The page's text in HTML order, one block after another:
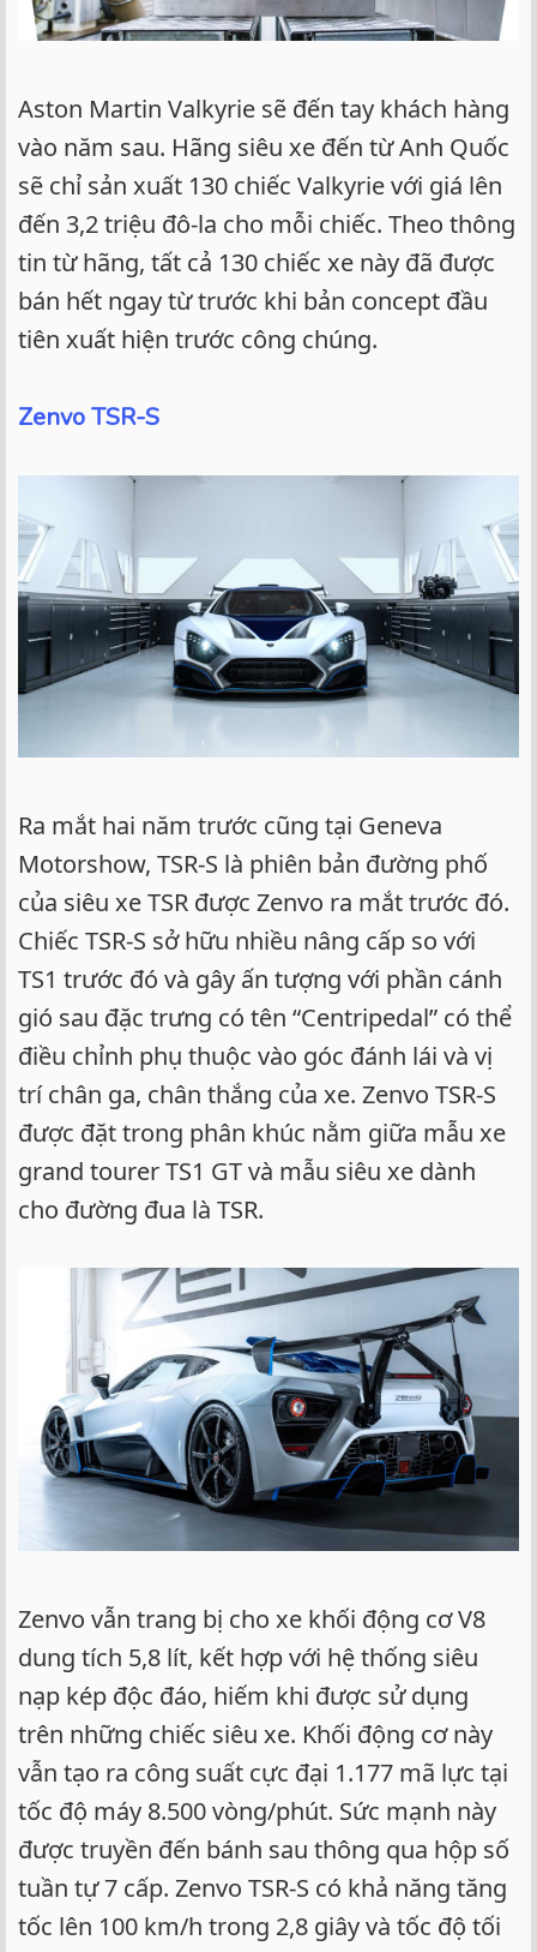
Aston Martin Valkyrie sẽ đến tay khách hàng
vào năm sau. Hãng siêu xe đến từ Anh Quốc
sẽ chỉ sản xuất 130 chiếc Valkyrie với giá lên
đến 3,2 triệu đô-la cho mỗi chiếc. Theo thông
tin từ hãng, tất cả 130 chiếc xe này đã được
bán hết ngay từ trước khi bản concept đầu
tiên xuất hiện trước công chúng.
Zenvo TSR-S
Ra mắt hai năm trước cũng tại Geneva
Motorshow, TSR-S là phiên bản đường phố
của siêu xe TSR được Zenvo ra mắt trước đó.
Chiếc TSR-S sở hữu nhiều nâng cấp so với
TS1 trước đó và gây ấn tượng với phần cánh
gió sau đặc trưng có tên “Centripedal” có thể
điều chỉnh phụ thuộc vào góc đánh lái và vị
trí chân ga, chân thắng của xe. Zenvo TSR-S
được đặt trong phân khúc nằm giữa mẫu xe
grand tourer TS1 GT và mẫu siêu xe dành
cho đường đua là TSR.
Zenvo vẫn trang bị cho xe khối động cơ V8
dung tích 5,8 lít, kết hợp với hệ thống siêu
nạp kép độc đáo, hiếm khi được sử dụng
trên những chiếc siêu xe. Khối động cơ này
vẫn tạo ra công suất cực đại 1.177 mã lực tại
tốc độ máy 8.500 vòng/phút. Sức mạnh này
được truyền đến bánh sau thông qua hộp số
tuần tự 7 cấp. Zenvo TSR-S có khả năng tăng
tốc lên 100 km/h trong 2,8 giây và tốc độ tối